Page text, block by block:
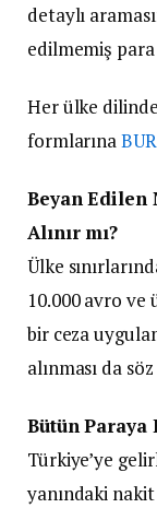
detaylı
edilmemiş
Her ülke dilinde
formlarına
Beyan Edilen
Alınır mı?
Ülke
10.000 avro
bir ceza
alınması da
Bütün Paraya
Türkiye’ye
yanındaki